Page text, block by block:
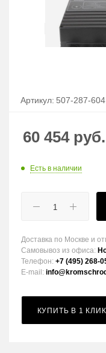
Артикул: 507-287-604
60 454руб.
Есть в наличии
Доставка по Москве и
Самовывоз из офиса:
Телефон: +7 (495) 268-
E-mail:
КУПИТЬ В 1 КЛИК